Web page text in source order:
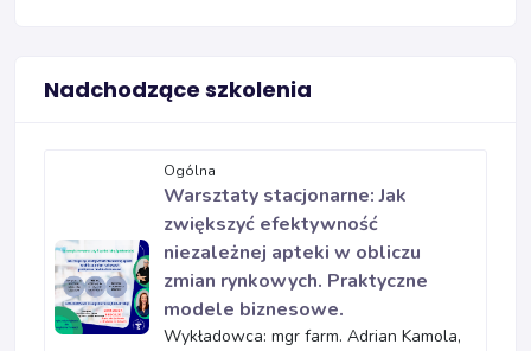
Nadchodzące szkolenia
Ogólna
Warsztaty stacjonarne: Jak
zwiększyć efektywność
niezależnej apteki w obliczu
zmian rynkowych. Praktyczne
modele biznesowe.
Wykładowca: mgr farm. Adrian Kamola,